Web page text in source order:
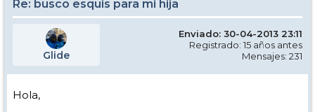
Re: busco esquis para mi hija
Glide
Enviado: 30-04-2013 23:11
Registrado: 15 años antes
Mensajes: 231
Hola,